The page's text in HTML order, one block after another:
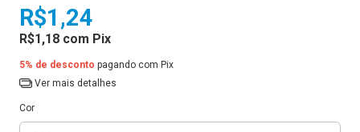
R$1,24
R$1,18 com Pix
5% de desconto pagando com Pix
Ver mais detalhes
Cor